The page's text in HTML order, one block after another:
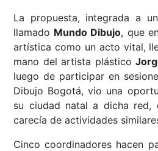
La propuesta, integrada a
llamado Mundo Dibujo, que
artística como un acto vital,
mano del artista plástico
luego de participar en
Dibujo Bogotá, vio una
su ciudad natal a dicha red,
carecía de actividades
Cinco coordinadores hacen